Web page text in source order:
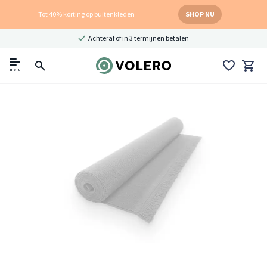
Tot 40% korting op buitenkleden SHOP NU
Achteraf of in 3 termijnen betalen
menu